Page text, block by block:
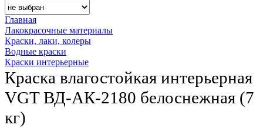
Главная
Лакокрасочные материалы
Краски, лаки, колеры
Водные краски
Краски интерьерные
Краска влагостойкая интерьерная
VGT ВД-АК-2180 белоснежная (7
кг)